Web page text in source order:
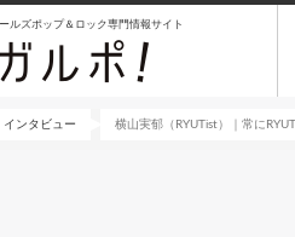
ルズポップ＆ロック専門情報サイト
インタビュー 横山実郁（RYUTist）｜常に